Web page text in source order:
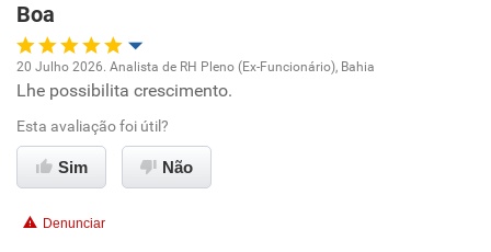
Recomenda esta empresa
Boa
Oportunidade de promoção
Ambiente de trabalho
20 Julho 2026. Analista de RH Pleno (Ex-Funcionário), Bahia
Lhe possibilita crescimento.
Esta avaliação foi útil?
Sim Não
Denunciar